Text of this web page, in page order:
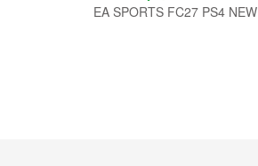
EA SPORTS FC27 PS4 NEW